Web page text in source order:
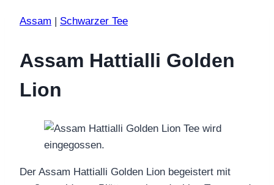
Assam Schwarzer Tee
Assam Hattialli Golden
Lion
Der Assam Hattialli Golden Lion begeistert mit